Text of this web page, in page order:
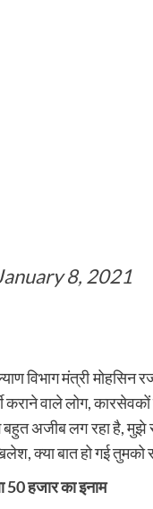
8, 2021
विभाग मंत्री मोहसिन
कराने वाले लोग,
बहुत अजीब लग रहा है,
क्या बात हो गई तुमको
50 हजार का इनाम